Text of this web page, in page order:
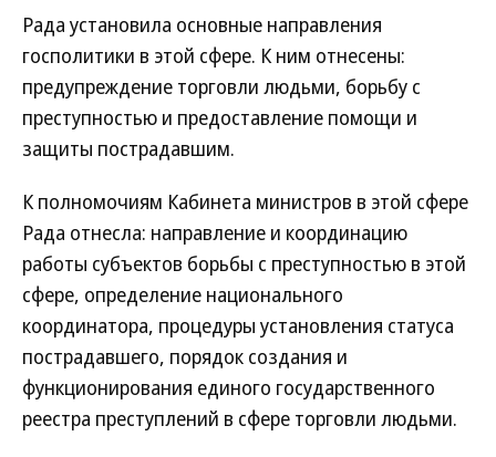
Рада установила основные направления
госполитики в этой сфере. К ним отнесены:
предупреждение торговли людьми, борьбу с
преступностью и предоставление помощи и
защиты пострадавшим.
К полномочиям Кабинета министров в этой сфере
Рада отнесла: направление и координацию
работы субъектов борьбы с преступностью в этой
сфере, определение национального
координатора, процедуры установления статуса
пострадавшего, порядок создания и
функционирования единого государственного
реестра преступлений в сфере торговли людьми.